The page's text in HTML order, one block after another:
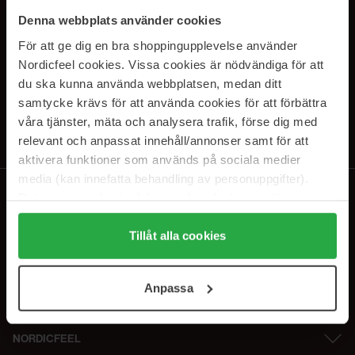
Denna webbplats använder cookies
För att ge dig en bra shoppingupplevelse använder
Nordicfeel cookies. Vissa cookies är nödvändiga för att
du ska kunna använda webbplatsen, medan ditt
samtycke krävs för att använda cookies för att förbättra
våra tjänster, mäta och analysera trafik, förse dig med
relevant och anpassat innehåll/annonser samt för att
aktivera funktioner som används på sociala medier
media (kan innefatta behandling av personuppgifter).
Genom att trycka på "Tillåt alla cookies" accepterar du
alla cookies, medan du under "Detaljer" kan anpassa
användningen av cookies. Du kan när som helst återkalla
samt vår Integritetspolicy.
Tillåt alla cookies
Anpassa
SUBSCRIBE TO OUR
NEWSLETTER
E-postadresse
Ved å abonnere godtar du vårpersonvernerklæring. Du kan melde deg
NORDICFEEL